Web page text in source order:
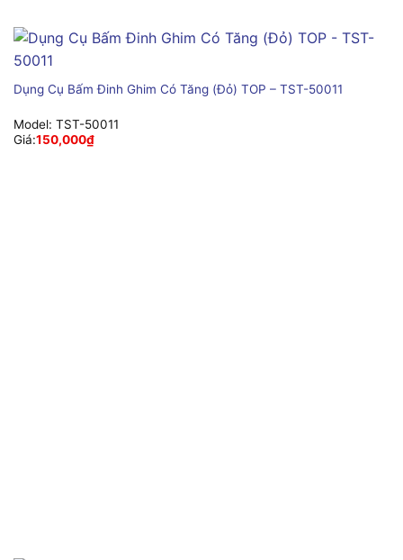
Dụng Cụ Bấm Đinh Ghim Có Tăng (Đỏ) TOP – TST-50011
Model: TST-50011
Giá:150,000₫